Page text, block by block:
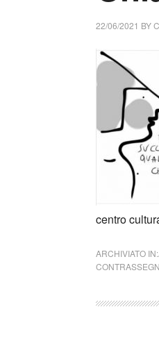
22/06/2021 BY
centro
ARCHIVIATO IN: